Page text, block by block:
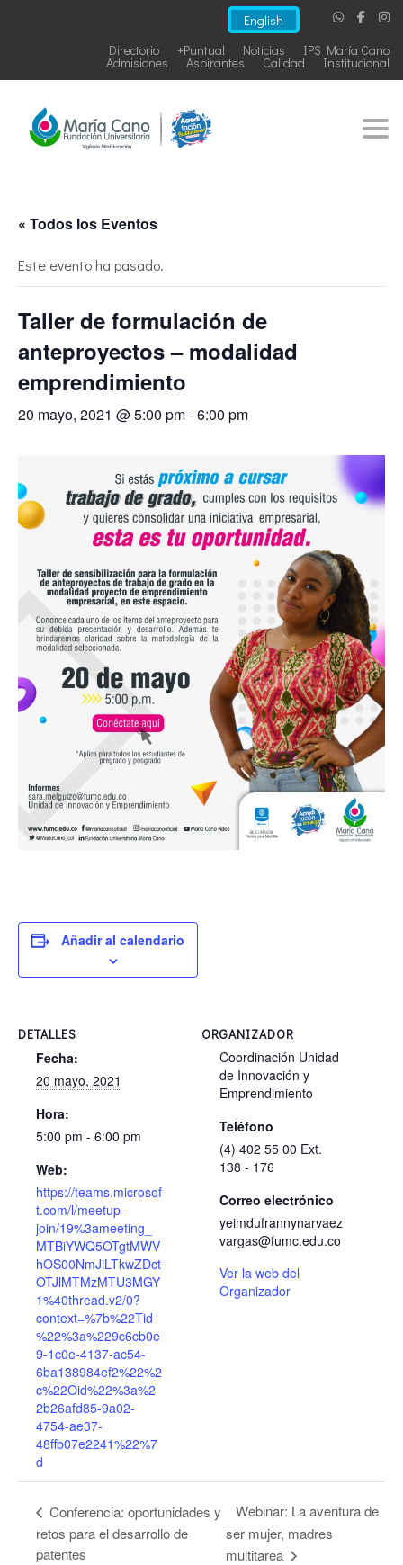
English
IPS María Cano
Noticias
+Puntual
Directorio
Institucional
Calidad
Aspirantes
Admisiones
« Todos los Eventos
Este evento ha pasado.
Taller de formulación de
anteproyectos – modalidad
emprendimiento
20 mayo, 2021 @ 5:00 pm-6:00 pm
Añadir al calendario
DETALLES
Fecha:
20 mayo, 2021
Hora:
5:00 pm - 6:00 pm
Web:
https://teams.microsof
t.com/l/meetup-
join/19%3ameeting_
MTBiYWQ5OTgtMWV
hOS00NmJiLTkwZDct
OTJlMTMzMTU3MGY
1%40thread.v2/0?
context=%7b%22Tid
%22%3a%229c6cb0e
9-1c0e-4137-ac54-
6ba138984ef2%22%2
c%22Oid%22%3a%2
2b26afd85-9a02-
4754-ae37-
48ffb07e2241%22%7
d
ORGANIZADOR
Coordinación Unidad
de Innovación y
Emprendimiento
Teléfono
(4) 402 55 00 Ext.
138 - 176
Correo electrónico
yeimdufrannynarvaez
vargas@fumc.edu.co
Ver la web del
Organizador
Conferencia: oportunidades y
retos para el desarrollo de
patentes
Webinar: La aventura de
ser mujer, madres
multitarea